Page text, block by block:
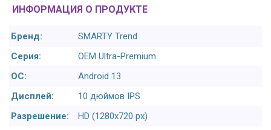
ИНФОРМАЦИЯ О ПРОДУКТЕ
Бренд:
SMARTY Trend
Серия:
OEM Ultra-Premium
ОС:
Android 13
Дисплей:
10 дюймов IPS
Разрешение:
HD (1280х720 px)